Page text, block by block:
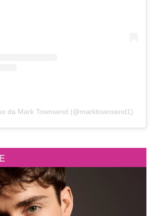
da Mark Townsend (@marktownsend1)